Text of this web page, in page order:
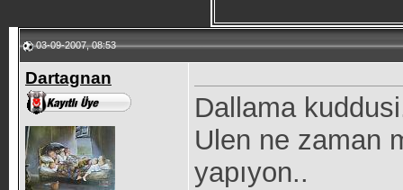
03-09-2007, 08:53
Dartagnan
Dallama
Ulen ne zaman
yapıyon..